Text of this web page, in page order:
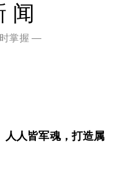
闻
掌握 —
人人皆军魂，打造属